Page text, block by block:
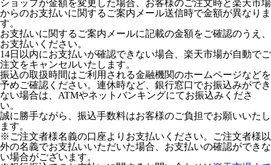
ショップが金額を変更した場合、お客様のご注文時と楽天市場
からのお支払いに関するご案内メール送信時で金額が異なりま
す。
お支払いに関するご案内メールに記載の金額をご確認のうえ、
お支払いください。
14日以内にお支払いが確認できない場合、楽天市場が自動でご
注文をキャンセルいたします。
振込の取扱時間はご利用される金融機関のホームページなどを
予めご確認ください。連休時など、銀行窓口でお振込みができ
ない場合は、ATMやネットバンキングにてお振込みくださ
い。
誠に勝手ながら、振込手数料はお客様のご負担でお願いいたし
ます。
※ご注文者様名義の口座よりお支払いください。ご注文者様以
外の名義でお支払いいただいた場合、お支払いの確認ができな
い場合がございます。